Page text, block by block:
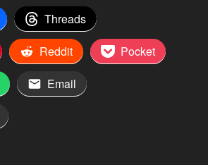
Threads
Reddit
Pocket
Email